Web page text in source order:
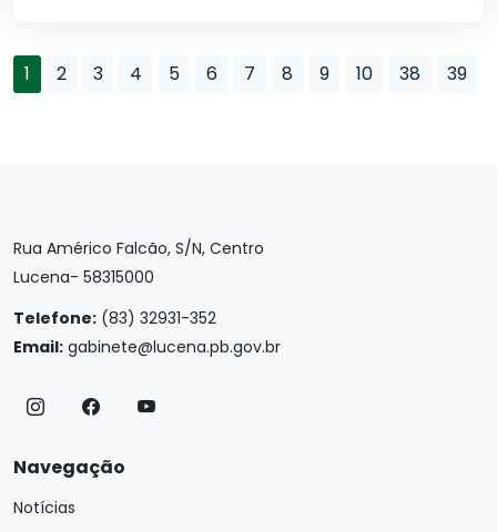
1 2 3 4 5 6 7 8 9 10 38 39
Rua Américo Falcão, S/N, Centro
Lucena- 58315000
Telefone: (83) 32931-352
Email: gabinete@lucena.pb.gov.br
Navegação
Notícias